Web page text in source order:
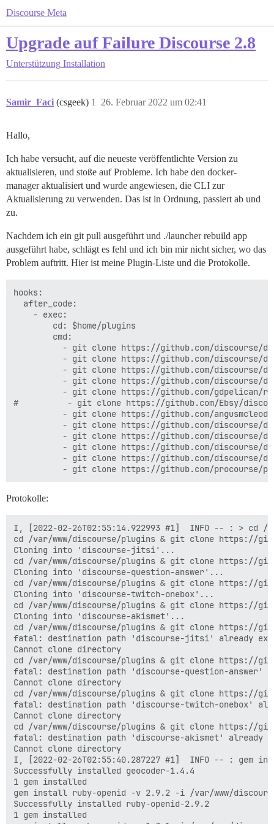
Discourse Meta
Upgrade auf Failure Discourse 2.8
Unterstützung Installation
Samir_Faci (csgeek) 26. Februar 2022 um 02:41
1
Hallo,
Ich habe versucht, auf die neueste veröffentlichte Version zu
aktualisieren, und stoße auf Probleme. Ich habe den docker-
manager aktualisiert und wurde angewiesen, die CLI zur
Aktualisierung zu verwenden. Das ist in Ordnung, passiert ab und
zu.
Nachdem ich ein git pull ausgeführt und ./launcher rebuild app
ausgeführt habe, schlägt es fehl und ich bin mir nicht sicher, wo das
Problem auftritt. Hier ist meine Plugin-Liste und die Protokolle.
hooks:
  after_code:
    - exec:
        cd: $home/plugins
        cmd:
- git clone https://github.com/discourse/
- git clone https://github.com/discourse/
- git clone https://github.com/discourse/
- git clone https://github.com/discourse/
- git clone https://github.com/gdpelican/
#          - git clone https://github.com/Ebsy/
- git clone https://github.com/
- git clone https://github.com/discourse/
- git clone https://github.com/discourse/
- git clone https://github.com/discourse/
- git clone https://github.com/discourse/
Protokolle:
I, [2022-02-26T02:55:14.922993 #1]  INFO -- : > cd /
cd /var/www/discourse/plugins & git clone https://
Cloning into 'discourse-jitsi'...
cd /var/www/discourse/plugins & git clone https://
Cloning into 'discourse-question-answer'...
cd /var/www/discourse/plugins & git clone https://
Cloning into 'discourse-twitch-onebox'...
cd /var/www/discourse/plugins & git clone https://
Cloning into 'discourse-akismet'...
cd /var/www/discourse/plugins & git clone https://
fatal: destination path 'discourse-jitsi' already
Cannot clone directory
cd /var/www/discourse/plugins & git clone https://
fatal: destination path 'discourse-question-answer'
Cannot clone directory
cd /var/www/discourse/plugins & git clone https://
fatal: destination path 'discourse-twitch-onebox'
Cannot clone directory
cd /var/www/discourse/plugins & git clone https://
fatal: destination path 'discourse-akismet' already
Cannot clone directory
I, [2022-02-26T02:55:40.287227 #1]  INFO -- : gem
Successfully installed geocoder-1.4.4
1 gem installed
gem install ruby-openid -v 2.9.2 -i /var/www/
Successfully installed ruby-openid-2.9.2
1 gem installed